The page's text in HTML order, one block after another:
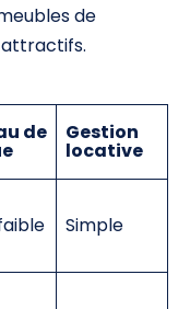
de
de Gestion
locative
Simple